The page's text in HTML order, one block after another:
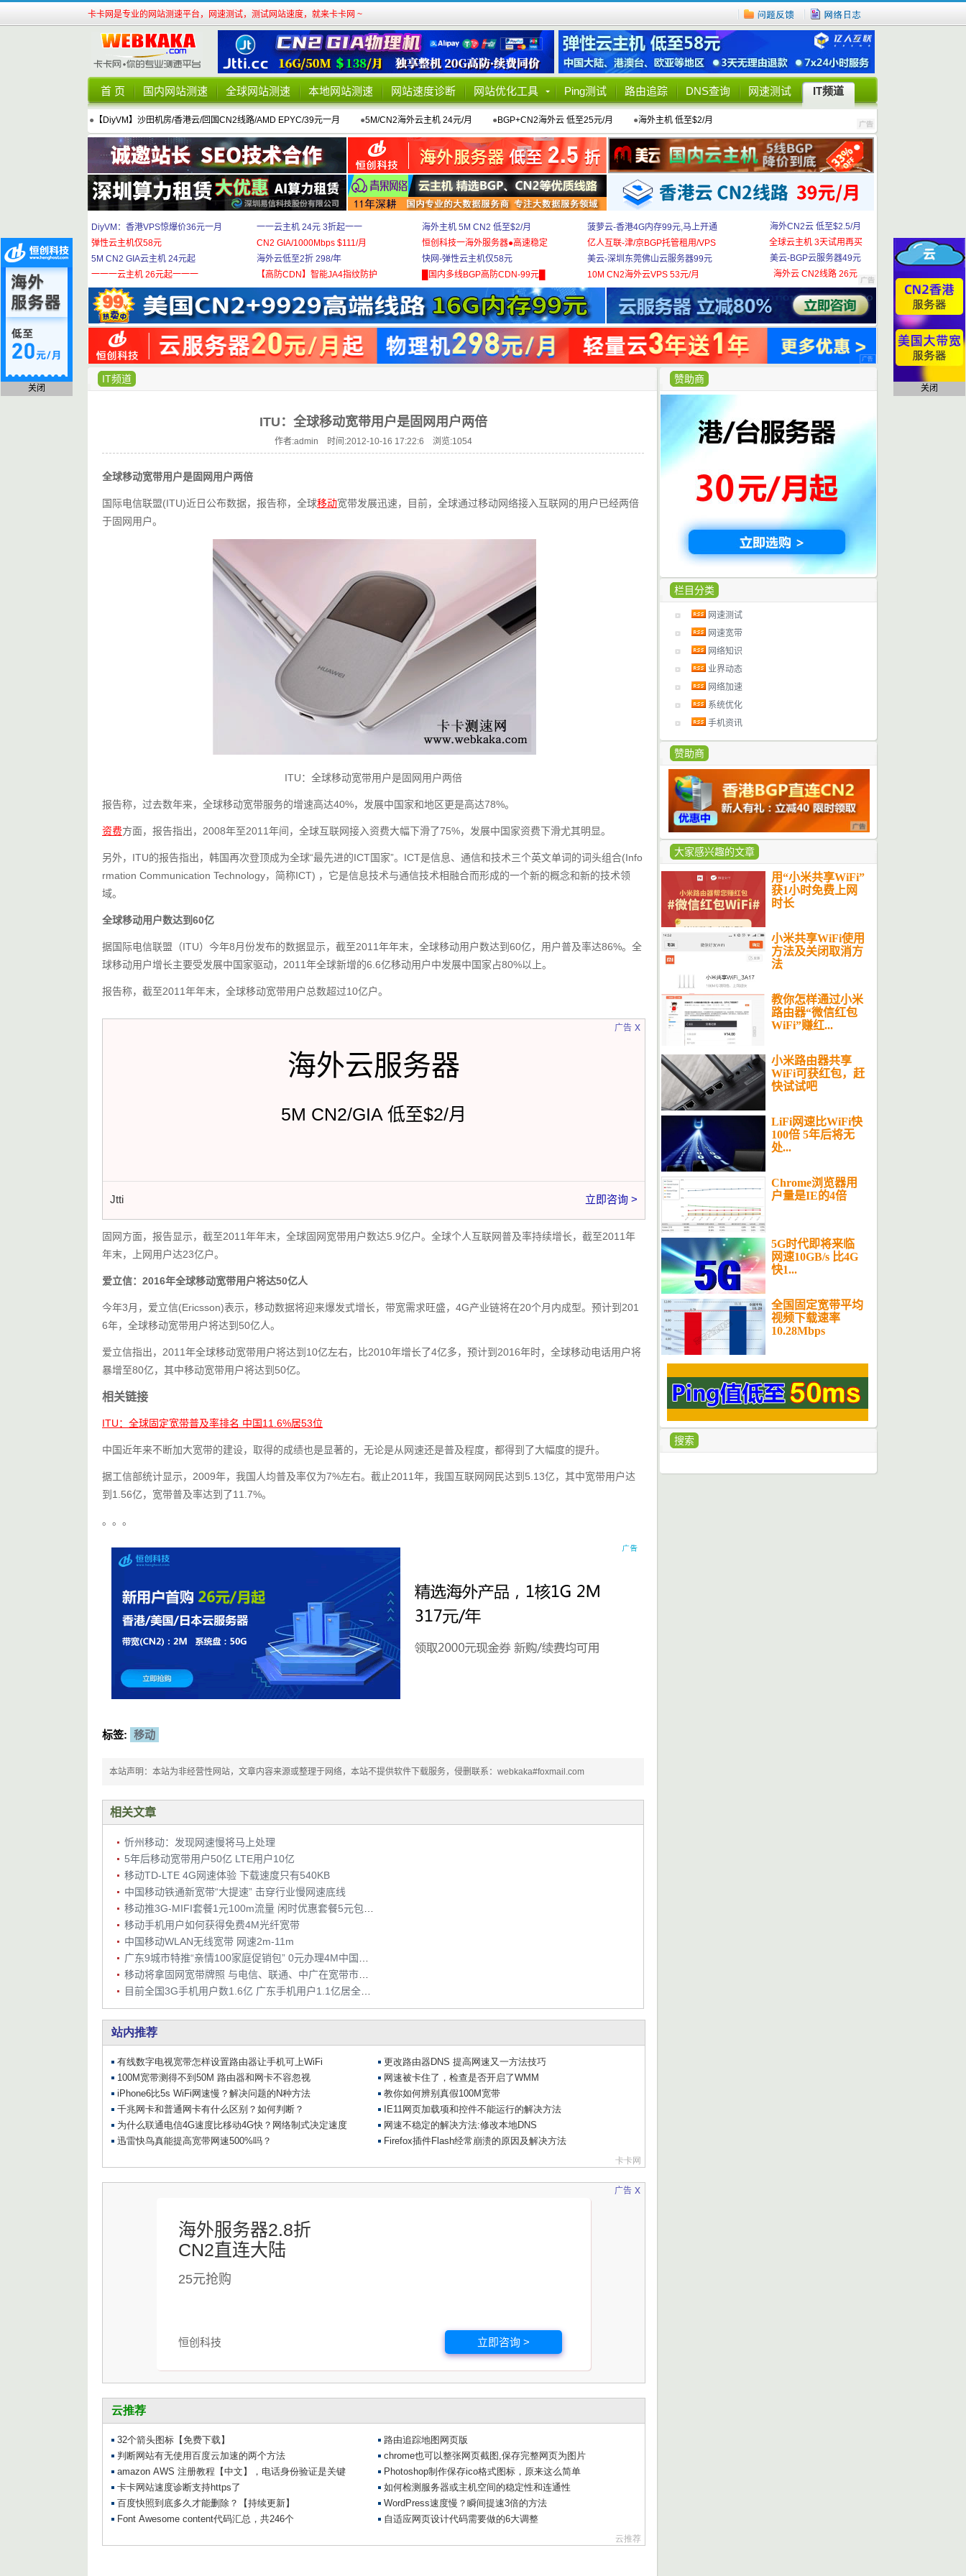
卡卡网是专业的网站测速平台，网速测试，测试网站速度，就来卡卡网 ~
首 页 国内网站测速 全球网站测速 本地网站测速 网站速度诊断 网站优化工具 Ping测试 路由追踪 DNS查询 网速测试 IT频道
● 【DiyVM】沙田机房/香港云/回国CN2线路/AMD EPYC/39元一月 ●5M/CN2海外云主机 24元/月 ●BGP+CN2海外云 低至25元/月 ●海外主机 低至$2/月
DiyVM：香港VPS惊爆价36元一月
弹性云主机仅58元
5M CN2 GIA云主机 24元起
一一一云主机 26元起一一一
一一云主机 24元 3折起一一
CN2 GIA/1000Mbps $111/月
海外云低至2折 298/年
【高防CDN】智能JA4指纹防护
海外主机 5M CN2 低至$2/月
恒创科技一海外服务器●高速稳定
快网-弹性云主机仅58元
█国内多线BGP高防CDN-99元█
菠萝云-香港4G内存99元,马上开通
亿人互联-津/京BGP托管租用/VPS
美云-深圳东莞佛山云服务器99元
10M CN2海外云VPS 53元/月
海外CN2云 低至$2.5/月
全球云主机 3天试用再买
美云-BGP云服务器49元
海外云 CN2线路 26元
赞助商
栏目分类
网速测试
网速宽带
网络知识
业界动态
网络加速
系统优化
手机资讯
赞助商
大家感兴趣的文章
用“小米共享WiFi”
获1小时免费上网
时长
小米共享WiFi使用
方法及关闭取消方
法
教你怎样通过小米
路由器“微信红包
WiFi”赚红...
小米路由器共享
WiFi可获红包，赶
快试试吧
LiFi网速比WiFi快
100倍 5年后将无
处...
Chrome浏览器用
户量是IE的4倍
5G时代即将来临
网速10GB/s 比4G
快1...
全国固定宽带平均
视频下载速率
10.28Mbps
搜索
IT频道
ITU：全球移动宽带用户是固网用户两倍
作者:admin 时间:2012-10-16 17:22:6 浏览:1054
全球移动宽带用户是固网用户两倍
国际电信联盟(ITU)近日公布数据，报告称，全球移动宽带发展迅速，目前，全球通过移动网络接入互联网的用户已经两倍
于固网用户。
ITU：全球移动宽带用户是固网用户两倍
报告称，过去数年来，全球移动宽带服务的增速高达40%，发展中国家和地区更是高达78%。
资费方面，报告指出，2008年至2011年间，全球互联网接入资费大幅下滑了75%，发展中国家资费下滑尤其明显。
另外，ITU的报告指出，韩国再次登顶成为全球“最先进的ICT国家”。ICT是信息、通信和技术三个英文单词的词头组合(Info
rmation Communication Technology，简称ICT) ，它是信息技术与通信技术相融合而形成的一个新的概念和新的技术领
域。
全球移动用户数达到60亿
据国际电信联盟（ITU）今年8月份发布的数据显示，截至2011年年末，全球移动用户数达到60亿，用户普及率达86%。全
球移动用户增长主要受发展中国家驱动，2011年全球新增的6.6亿移动用户中发展中国家占80%以上。
报告称，截至2011年年末，全球移动宽带用户总数超过10亿户。
广告
海外云服务器
5M CN2/GIA 低至$2/月
Jtti 立即咨询 >
x
固网方面，报告显示，截至2011年年末，全球固网宽带用户数达5.9亿户。全球个人互联网普及率持续增长，截至2011年
年末，上网用户达23亿户。
爱立信：2016年全球移动宽带用户将达50亿人
今年3月，爱立信(Ericsson)表示，移动数据将迎来爆发式增长，带宽需求旺盛，4G产业链将在20个月内成型。预计到201
6年，全球移动宽带用户将达到50亿人。
爱立信指出，2011年全球移动宽带用户将达到10亿左右，比2010年增长了4亿多，预计到2016年时，全球移动电话用户将
暴增至80亿，其中移动宽带用户将达到50亿。
相关链接
ITU：全球固定宽带普及率排名 中国11.6%居53位
中国近年来不断加大宽带的建设，取得的成绩也是显著的，无论是从网速还是普及程度，都得到了大幅度的提升。
据工信部统计显示，2009年，我国人均普及率仅为7%左右。截止2011年，我国互联网网民达到5.13亿，其中宽带用户达
到1.56亿，宽带普及率达到了11.7%。
。。。
标签: 移动
本站声明：本站为非经营性网站，文章内容来源或整理于网络，本站不提供软件下载服务，侵删联系：webkaka#foxmail.com
相关文章
忻州移动：发现网速慢将马上处理
5年后移动宽带用户50亿 LTE用户10亿
移动TD-LTE 4G网速体验 下载速度只有540KB
中国移动铁通新宽带“大提速” 击穿行业慢网速底线
移动手机用户如何获得免费4M光纤宽带
中国移动WLAN无线宽带 网速2m-11m
广告
海外服务器2.8折
CN2直连大陆
25元抢购
恒创科技 立即咨询 >
x
关闭 关闭